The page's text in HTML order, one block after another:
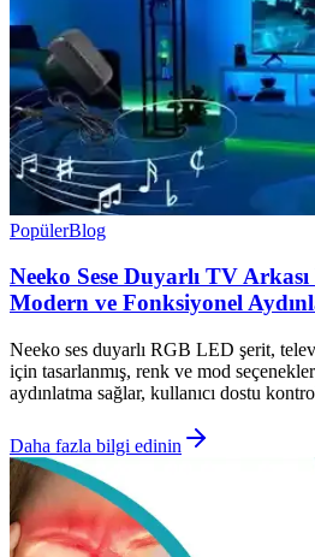
PopülerBlog
Neeko Sese Duyarlı TV
Modern ve Fonksiyonel
Neeko ses duyarlı RGB LED şerit,
için tasarlanmış, renk ve mod
aydınlatma sağlar, kullanıcı dostu
Daha fazla bilgi edinin